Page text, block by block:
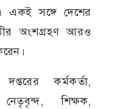
একই সঙ্গে দেশের
অংশগ্রহণ আরও
কর্মকর্তা,
শিক্ষক,